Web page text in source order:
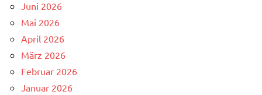
Juni 2026
Mai 2026
April 2026
März 2026
Februar 2026
Januar 2026